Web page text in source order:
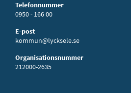
Telefonnummer
0950 - 166 00
E-post
kommun@lycksele.se
Organisationsnummer
212000-2635